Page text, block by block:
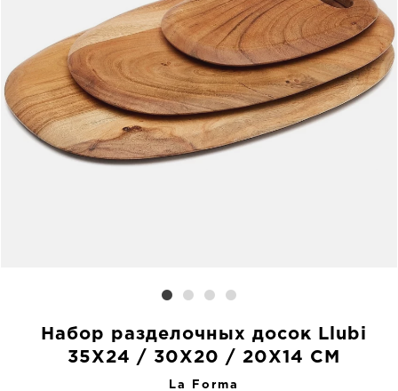
Набор разделочных досок Llubi
35X24 / 30X20 / 20X14 CM
La Forma